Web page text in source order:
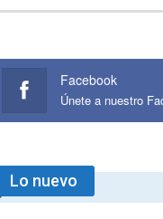
Facebook
Únete a nuestro
Lo nuevo